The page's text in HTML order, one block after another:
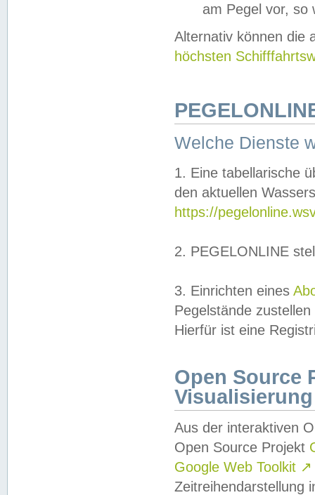
am Pegel vor,
Alternativ können die
höchsten
Welche Dienste
1. Eine tabellarische
den aktuellen
https://
2. PEGELONLINE
3. Einrichten eines
Pegelstände
Hierfür ist eine
Open Source
Visualisierung
Aus der interaktiven
Open Source Projekt
Google Web Toolkit ↗
Zeitreihendarstellung